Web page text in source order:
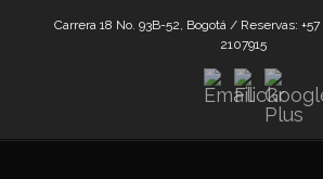
Carrera 18 No. 93B-52, Bogotá / Reservas: +57
2107915